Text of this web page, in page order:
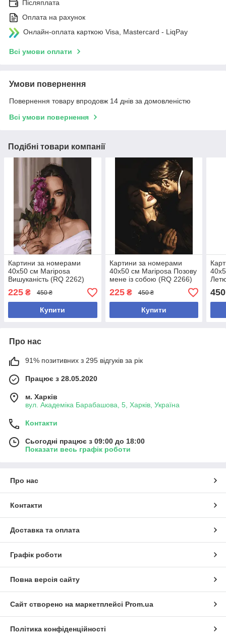
Післяплата
Оплата на рахунок
Онлайн-оплата карткою Visa, Mastercard - LiqPay
Всі умови оплати
Умови повернення
Повернення товару впродовж 14 днів за домовленістю
Всі умови повернення
Подібні товари компанії
Картини за номерами
40х50 см Mariposa
Вишуканість (RQ 2262)
225 ₴ 450 ₴
Купити
Картини за номерами
40х50 см Mariposa Позову
мене із собою (RQ 2266)
225₴ 450 ₴
Купити
450
Про нас
91% позитивних з 295 відгуків за рік
Працює з 28.05.2020
м. Харків
вул. Академіка Барабашова, 5, Харків, Україна
Контакти
Сьогодні працює з 09:00 до 18:00
Показати весь графік роботи
Про нас
Контакти
Доставка та оплата
Графік роботи
Повна версія сайту
Сайт створено на маркетплейсі Prom.ua
Політика конфіденційності